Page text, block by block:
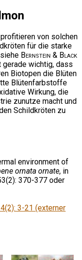
von solchen
für die starke
Bernstein & Black
wichtig, dass
Biotopen die Blüten
Blütenfarbstoffe
Wirkung, die
zunutze macht und
Schildkröten zu
environment of
ornata ornate, in
370-377 oder
3-21 (externer